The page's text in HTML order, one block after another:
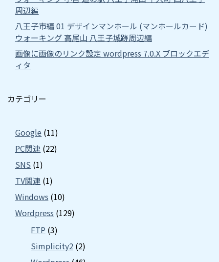
周辺編
八王子市編 01 デザインマンホール (マンホールカード)
ウォーキング 高尾山 八王子城跡周辺編
画像に画像のリンク設定 wordpress 7.0.X ブロックエデ
ィタ
カテゴリー
Google (11)
PC関連 (22)
SNS (1)
TV関連 (1)
Windows (10)
Wordpress (129)
FTP (3)
Simplicity2 (2)